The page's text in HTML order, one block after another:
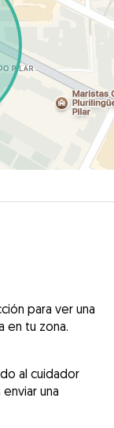
para ver una
en tu zona.
al cuidador
una